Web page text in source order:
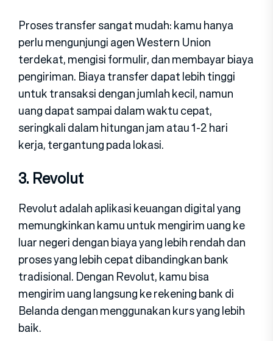
Proses transfer sangat mudah: kamu hanya
perlu mengunjungi agen Western Union
terdekat, mengisi formulir, dan membayar biaya
pengiriman. Biaya transfer dapat lebih tinggi
untuk transaksi dengan jumlah kecil, namun
uang dapat sampai dalam waktu cepat,
seringkali dalam hitungan jam atau 1-2 hari
kerja, tergantung pada lokasi.
3. Revolut
Revolut adalah aplikasi keuangan digital yang
memungkinkan kamu untuk mengirim uang ke
luar negeri dengan biaya yang lebih rendah dan
proses yang lebih cepat dibandingkan bank
tradisional. Dengan Revolut, kamu bisa
mengirim uang langsung ke rekening bank di
Belanda dengan menggunakan kurs yang lebih
baik.